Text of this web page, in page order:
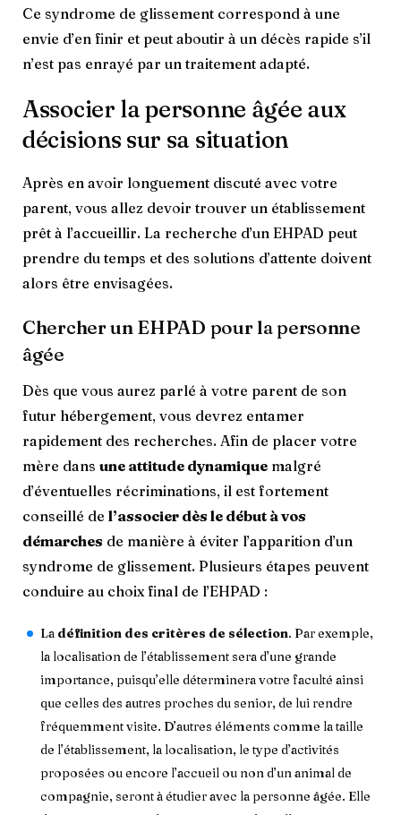
Ce syndrome de glissement correspond à une
envie d’en finir et peut aboutir à un décès rapide s’il
n’est pas enrayé par un traitement adapté.
Associer la personne âgée aux
décisions sur sa situation
Après en avoir longuement discuté avec votre
parent, vous allez devoir trouver un établissement
prêt à l’accueillir. La recherche d’un EHPAD peut
prendre du temps et des solutions d’attente doivent
alors être envisagées.
Chercher un EHPAD pour la personne
âgée
Dès que vous aurez parlé à votre parent de son
futur hébergement, vous devrez entamer
rapidement des recherches. Afin de placer votre
mère dans une attitude dynamique malgré
d’éventuelles récriminations, il est fortement
conseillé de l’associer dès le début à vos
démarches de manière à éviter l’apparition d’un
syndrome de glissement. Plusieurs étapes peuvent
conduire au choix final de l’EHPAD :
La définition des critères de sélection. Par exemple,
la localisation de l’établissement sera d’une grande
importance, puisqu’elle déterminera votre faculté ainsi
que celles des autres proches du senior, de lui rendre
fréquemment visite. D’autres éléments comme la taille
de l’établissement, la localisation, le type d’activités
proposées ou encore l’accueil ou non d’un animal de
compagnie, seront à étudier avec la personne âgée. Elle